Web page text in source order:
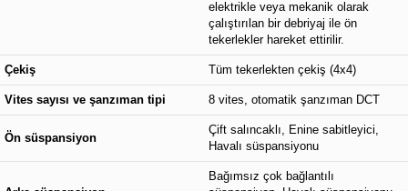
elektrikle veya mekanik olarak
çalıştırılan bir debriyaj ile ön
tekerlekler hareket ettirilir.
Çekiş Tüm tekerlekten çekiş (4x4)
Vites sayısı ve şanzıman tipi 8 vites, otomatik şanzıman DCT
Ön süspansiyon
Çift salıncaklı, Enine sabitleyici,
Havalı süspansiyonu
Bağımsız çok bağlantılı